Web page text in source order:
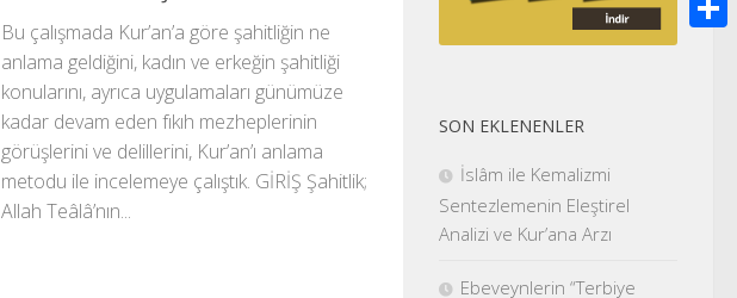
Bu çalışmada Kur’an’a göre şahitliğin ne
anlama geldiğini, kadın ve erkeğin şahitliği
konularını, ayrıca uygulamaları günümüze
kadar devam eden fıkıh mezheplerinin
görüşlerini ve delillerini, Kur’an’ı anlama
metodu ile incelemeye çalıştık. GİRİŞ Şahitlik;
Allah Teâlâ’nın...
SON EKLENENLER
İslâm ile Kemalizmi
Sentezlemenin Eleştirel
Analizi ve Kur’ana Arzı
Ebeveynlerin “Terbiye